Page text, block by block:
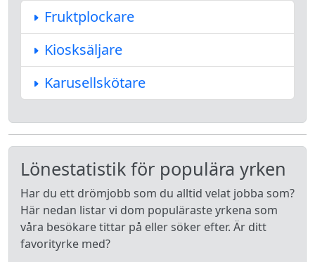
Fruktplockare
Kiosksäljare
Karusellskötare
Lönestatistik för populära yrken
Har du ett drömjobb som du alltid velat jobba som?
Här nedan listar vi dom populäraste yrkena som
våra besökare tittar på eller söker efter. Är ditt
favorityrke med?